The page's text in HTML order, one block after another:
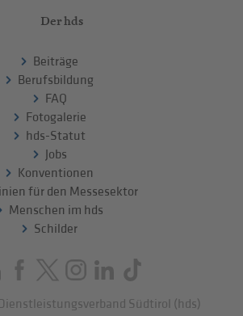
Der hds
Beiträge
Berufsbildung
FAQ
Fotogalerie
hds-Statut
Jobs
Konventionen
für den Messesektor
Menschen im hds
Schilder
Südtirol (hds)